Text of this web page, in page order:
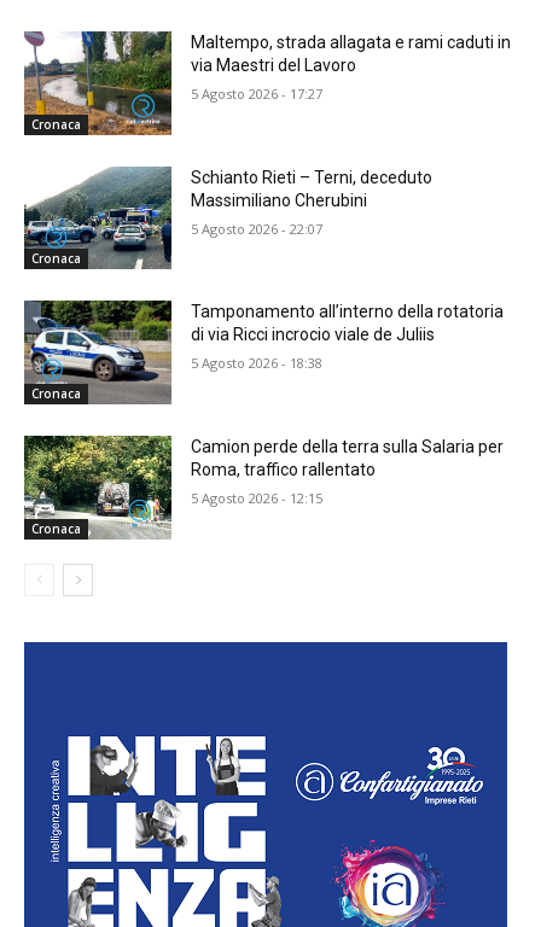
Cronaca
Maltempo, strada allagata e rami caduti in
via Maestri del Lavoro
5 Agosto 2026 - 17:27
Cronaca
Schianto Rieti – Terni, deceduto
Massimiliano Cherubini
5 Agosto 2026 - 22:07
Cronaca
Tamponamento all’interno della rotatoria
di via Ricci incrocio viale de Juliis
5 Agosto 2026 - 18:38
Cronaca
Camion perde della terra sulla Salaria per
Roma, traffico rallentato
5 Agosto 2026 - 12:15